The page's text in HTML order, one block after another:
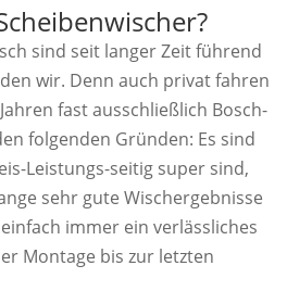
sind seit langer Zeit führend
wir. Denn auch privat fahren
fast ausschließlich Bosch-
folgenden Gründen: Es sind
Leistungs-seitig super sind,
sehr gute Wischergebnisse
immer ein verlässliches
Montage bis zur letzten